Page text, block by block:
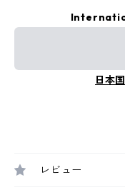
日本
レビュー